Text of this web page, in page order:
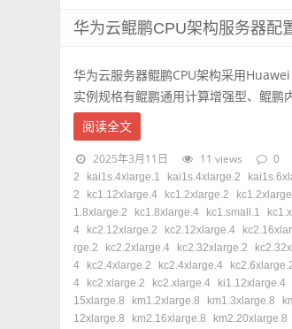
华为云鲲鹏CPU架构服务器配
华为云服务器鲲鹏CPU架构采用
实例规格有鲲鹏通用计算增强型、鲲
阅读全文
2025年3月11日 11 views 0
2
kai1s.4xlarge.1 kai1s.4xlarge.2
2
kc1.12xlarge.4 kc1.2xlarge.2
1.8xlarge.2
kc1.8xlarge.4 kc1.small.1
4
kc2.12xlarge.2 kc2.12xlarge.4
rge.2
kc2.2xlarge.4 kc2.32xlarge.2
4
kc2.4xlarge.2 kc2.4xlarge.4
4
kc2.xlarge.2 kc2.xlarge.4 ki1.12xlarge.4
15xlarge.8
km1.2xlarge.8 km1.3xlarge.8
12xlarge.8
km2.16xlarge.8 km2.20xlarge.8